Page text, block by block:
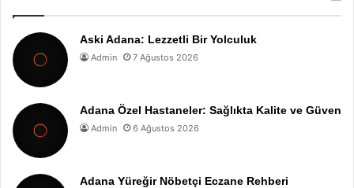
Aski Adana: Lezzetli Bir Yolculuk
Admin 7 Ağustos 2026
Adana Özel Hastaneler: Sağlıkta Kalite ve Güven
Admin 6 Ağustos 2026
Adana Yüreğir Nöbetçi Eczane Rehberi